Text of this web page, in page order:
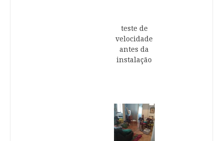
teste de
velocidade
antes da
instalação